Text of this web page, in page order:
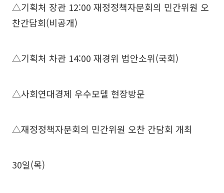
△기획처 장관 12:00 재정정책자문회의 민간위원 오
찬간담회(비공개)
△기획처 차관 14:00 재경위 법안소위(국회)
△사회연대경제 우수모델 현장방문
△재정정책자문회의 민간위원 오찬 간담회 개최
30일(목)